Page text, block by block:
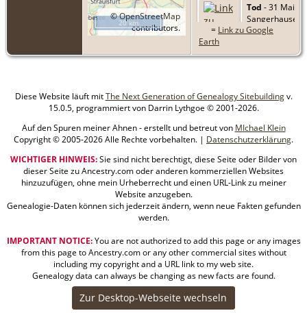
©OpenStreetMap
contributors.
20 km
Tod - 31 Mai
Sangerhausen,
Sangerhausen,
Germany
= Link zu Google
Earth
Diese Website läuft mitThe Next Generation of Genealogy Sitebuildingv.
15.0.5, programmiert von Darrin Lythgoe © 2001-2026.
Auf den Spuren meiner Ahnen - erstellt und betreut von MIchael Klein
Copyright © 2005-2026 Alle Rechte vorbehalten. | Datenschutzerklärung.
WICHTIGER HINWEIS:Sie sind nicht berechtigt, diese Seite oder Bilder von
dieser Seite zu Ancestry.com oder anderen kommerziellen Websites
hinzuzufügen, ohne mein Urheberrecht und einen URL-Link zu meiner
Website anzugeben.
Genealogie-Daten können sich jederzeit ändern, wenn neue Fakten gefunden
werden.
IMPORTANT NOTICE:You are not authorized to add this page or any images
from this page to Ancestry.com or any other commercial sites without
including my copyright and a URL link to my web site.
Genealogy data can always be changing as new facts are found.
Zur Desktop-Webseite wechseln